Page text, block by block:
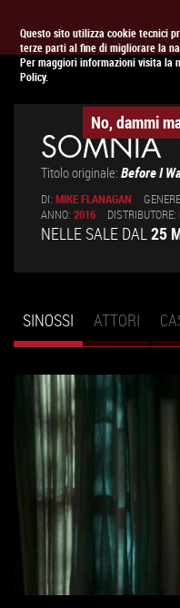
Questo sito utilizza cookie tecnici
terze parti al fine di migliorare la
Per maggiori informazioni visita la
Policy.
No, dammi
APPUNTAMENTO AL
SOMNIA
Titolo originale: Before I
DI: MIKE FLANAGAN
ANNO: 2016 DISTRIBUTORE:
NELLE SALE DAL25
Schede primarie
SINOSSI (SCHEDA
ATTIVA)
ATTORI